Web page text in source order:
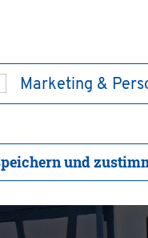
Marketing &
und